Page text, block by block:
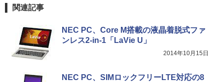
関連記事
NEC PC、Core M搭載の液晶着脱式ファ
ンレス2-in-1「LaVie U」
2014年10月15日
NEC PC、SIMロックフリーLTE対応の8